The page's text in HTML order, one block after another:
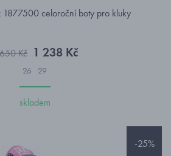
1877500 celoroční boty pro kluky
Kč 1 238 Kč
26 29
skladem
-25%